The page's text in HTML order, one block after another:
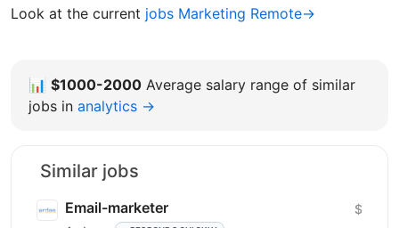
Look at the current jobs Marketing Remote→
📊 $1000-2000 Average salary range of similar
jobs in analytics →
Similar jobs
Email-marketer $